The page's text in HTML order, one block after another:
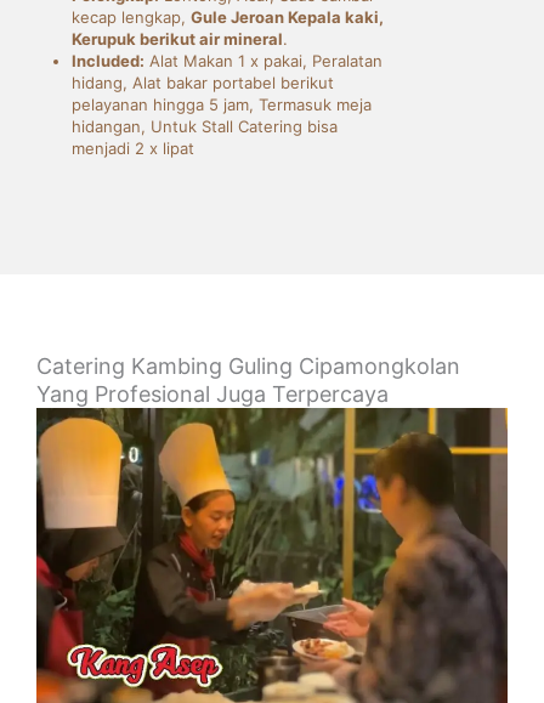
kecap lengkap, Gule Jeroan Kepala kaki,
Kerupuk berikut air mineral.
Included: Alat Makan 1 x pakai, Peralatan
hidang, Alat bakar portabel berikut
pelayanan hingga 5 jam, Termasuk meja
hidangan, Untuk Stall Catering bisa
menjadi 2 x lipat
Catering Kambing Guling Cipamongkolan
Yang Profesional Juga Terpercaya